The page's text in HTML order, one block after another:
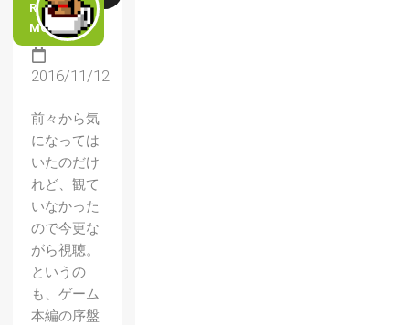
READ
MORE
2016/11/12
前々から気
になっては
いたのだけ
れど、観て
いなかった
ので今更な
がら視聴。
というの
も、ゲーム
本編の序盤